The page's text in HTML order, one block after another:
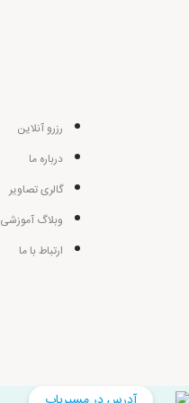
رزرو آنلاین
درباره ما
گالری تصاویر
وبلاگ آموزشی
ارتباط با ما